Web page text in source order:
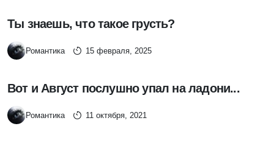
Ты знаешь, что такое грусть?
Романтика 15 февраля, 2025
Вот и Август послушно упал на ладони...
Романтика 11 октября, 2021